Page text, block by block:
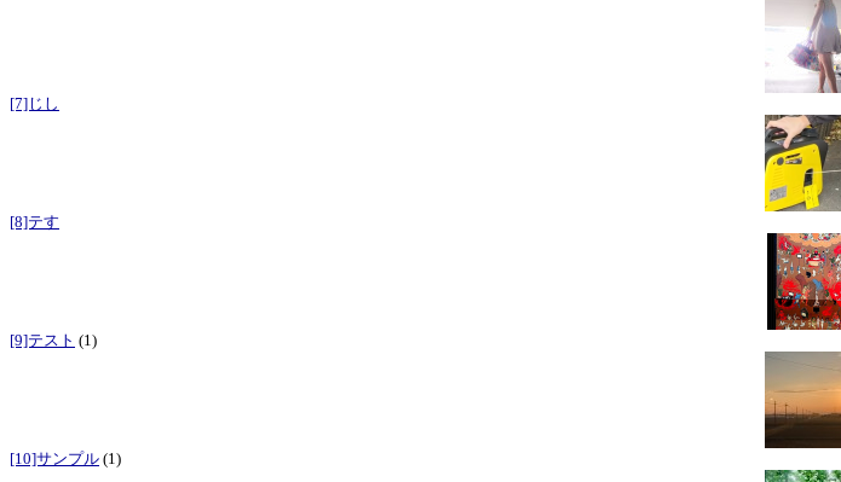
[7]じし
[8]テす
[9]テスト (1)
[10]サンプル (1)